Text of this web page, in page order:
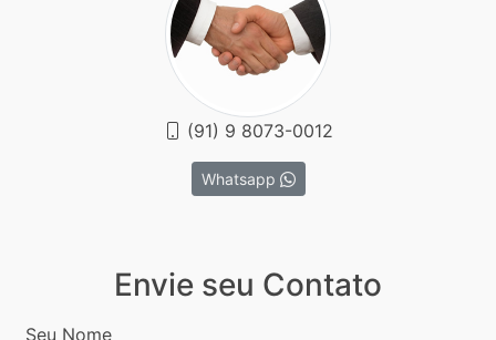
(91) 9 8073-0012
Whatsapp
Envie seu Contato